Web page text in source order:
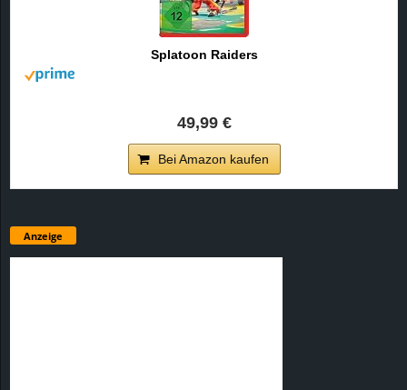
Splatoon Raiders
49,99 €
Bei Amazon kaufen
Anzeige